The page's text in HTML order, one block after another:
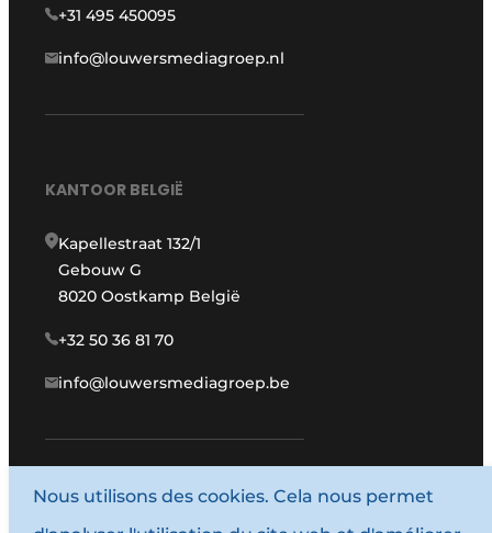
+31 495 450095
info@louwersmediagroep.nl
KANTOOR BELGIË
Kapellestraat 132/1
Gebouw G
8020 Oostkamp België
+32 50 36 81 70
info@louwersmediagroep.be
www.louwersmediagroep.com
Nous utilisons des cookies. Cela nous permet